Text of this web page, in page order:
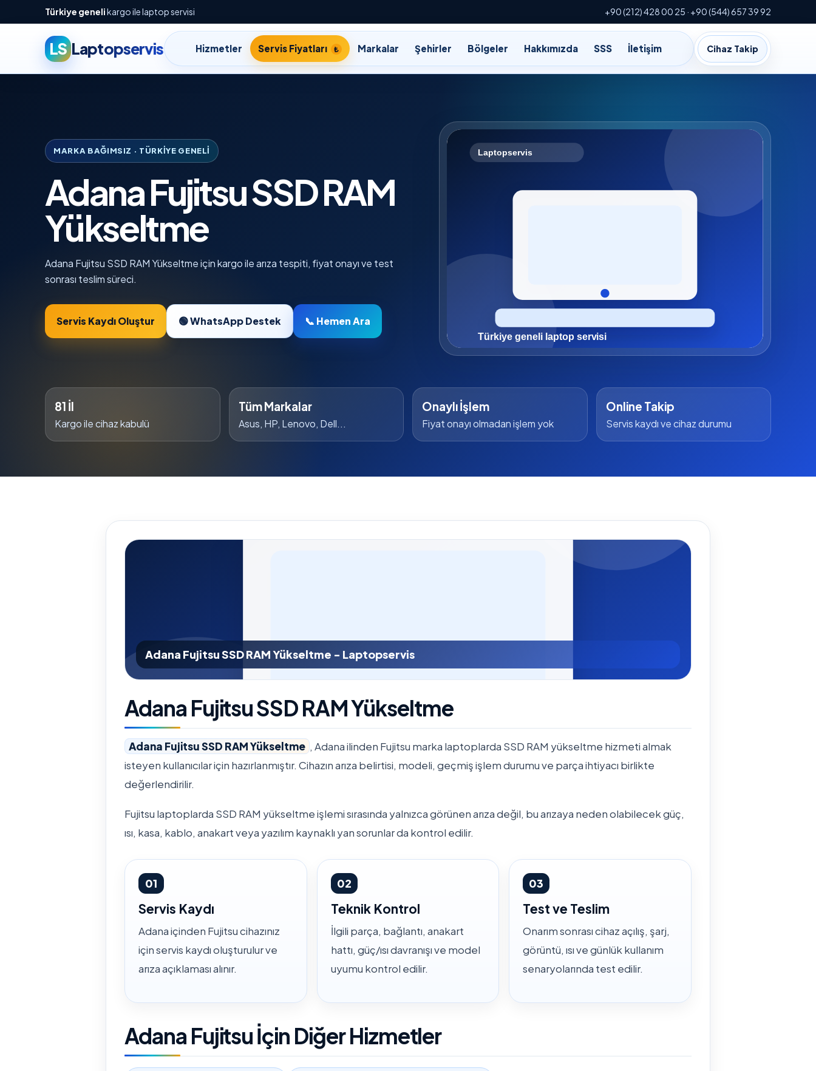
Türkiye genelikargo ile laptop servisi +90 (212) 428 00 25 · +90 (544) 657 39 92
LS Laptopservis Hizmetler Servis Fiyatları Markalar Şehirler Bölgeler Hakkımızda SSS İletişim Cihaz Takip
MARKA BAĞIMSIZ · TÜRKIYE GENELI
Adana Fujitsu SSD RAM
Yükseltme
Adana Fujitsu SSD RAM Yükseltme için kargo ile arıza tespiti, fiyat onayı ve test
sonrası teslim süreci.
Servis Kaydı Oluştur 🟢 WhatsApp Destek 📞 Hemen Ara
81 İl
Kargo ile cihaz kabulü
Tüm Markalar
Asus, HP, Lenovo, Dell...
Onaylı İşlem
Fiyat onayı olmadan işlem yok
Online Takip
Servis kaydı ve cihaz durumu
Adana Fujitsu SSD RAM Yükseltme - Laptopservis
Adana Fujitsu SSD RAM Yükseltme
Adana Fujitsu SSD RAM Yükseltme , Adana ilinden Fujitsu marka laptoplarda SSD RAM yükseltme hizmeti almak
isteyen kullanıcılar için hazırlanmıştır. Cihazın arıza belirtisi, modeli, geçmiş işlem durumu ve parça ihtiyacı birlikte
değerlendirilir.
Fujitsu laptoplarda SSD RAM yükseltme işlemi sırasında yalnızca görünen arıza değil, bu arızaya neden olabilecek güç,
ısı, kasa, kablo, anakart veya yazılım kaynaklı yan sorunlar da kontrol edilir.
01
Servis Kaydı
Adana içinden Fujitsu cihazınız
için servis kaydı oluşturulur ve
arıza açıklaması alınır.
02
Teknik Kontrol
İlgili parça, bağlantı, anakart
hattı, güç/ısı davranışı ve model
uyumu kontrol edilir.
03
Test ve Teslim
Onarım sonrası cihaz açılış, şarj,
görüntü, ısı ve günlük kullanım
senaryolarında test edilir.
Adana Fujitsu İçin Diğer Hizmetler